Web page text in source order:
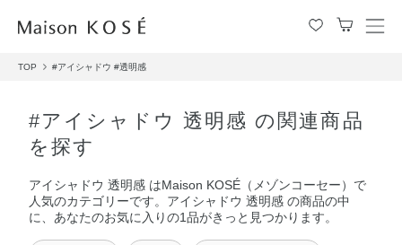
メ
TOP #アイシャドウ #透明感
#アイシャドウ 透明感 の関連商品
を探す
アイシャドウ 透明感 はMaison KOSÉ（メゾンコーセー）で
人気のカテゴリーです。アイシャドウ 透明感 の商品の中
に、あなたのお気に入りの1品がきっと見つかります。